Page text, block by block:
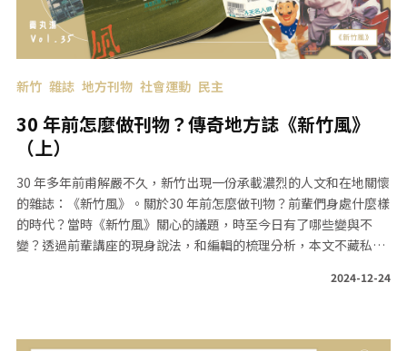
新竹 雜誌 地方刊物 社會運動 民主
30 年前怎麼做刊物？傳奇地方誌《新竹風》
（上）
30 年多年前甫解嚴不久，新竹出現一份承載濃烈的人文和在地關懷
的雜誌：《新竹風》。關於30 年前怎麼做刊物？前輩們身處什麼樣
的時代？當時《新竹風》關心的議題，時至今日有了哪些變與不
變？透過前輩講座的現身說法，和編輯的梳理分析，本文不藏私一
2024-12-24